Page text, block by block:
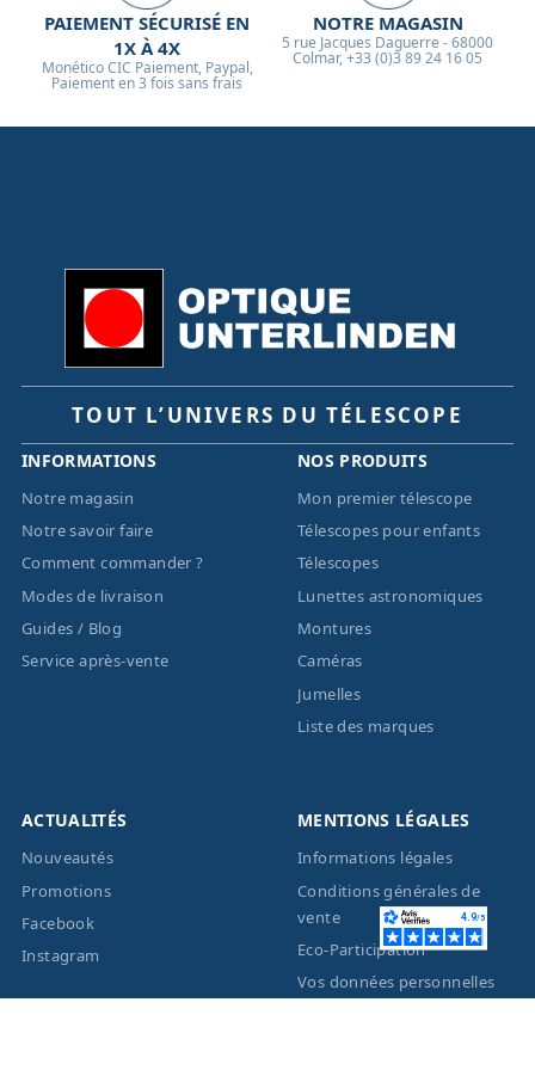
PAIEMENT SÉCURISÉ EN
1X À 4X
Monético CIC Paiement, Paypal,
Paiement en 3 fois sans frais
NOTRE MAGASIN
5 rue Jacques Daguerre - 68000
Colmar, +33 (0)3 89 24 16 05
TOUT L’UNIVERS DU TÉLESCOPE
INFORMATIONS
Notre magasin
Notre savoir faire
Comment commander ?
Modes de livraison
Guides / Blog
Service après-vente
NOS PRODUITS
Mon premier télescope
Télescopes pour enfants
Télescopes
Lunettes astronomiques
Montures
Caméras
Jumelles
Liste des marques
ACTUALITÉS
Nouveautés
Promotions
Facebook
Instagram
MENTIONS LÉGALES
Informations légales
Conditions générales de
vente
Eco-Participation
Vos données personnelles